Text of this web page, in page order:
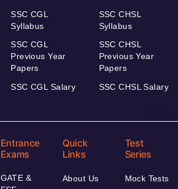
SSC CGL
Syllabus
SSC CGL
Previous Year
Papers
SSC CGL Salary
SSC CHSL
Syllabus
SSC CHSL
Previous Year
Papers
SSC CHSL Salary
Entrance
Exams
GATE &
Quick
Links
About Us
Test
Series
Mock Tests